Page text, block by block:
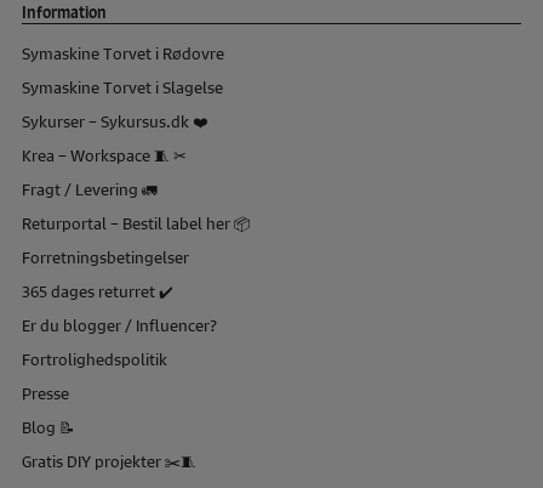
Information
Symaskine Torvet i Rødovre
Symaskine Torvet i Slagelse
Sykurser – Sykursus.dk ❤️
Krea – Workspace 🧵 ✂
Fragt / Levering 🚛
Returportal – Bestil label her 📦
Forretningsbetingelser
365 dages returret ✔️
Er du blogger / Influencer?
Fortrolighedspolitik
Presse
Blog 📝
Gratis DIY projekter ✂️🧵